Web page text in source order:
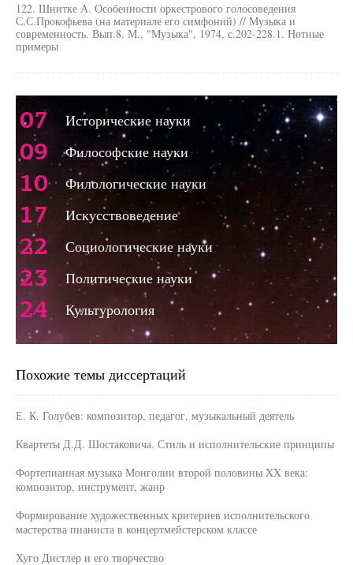
122. Шнитке А. Особенности оркестрового голосоведения
С.С.Прокофьева (на материале его симфоний) // Музыка и
современность. Вып.8. М., "Музыка", 1974, с.202-228.1. Нотные
примеры
07 Исторические науки
09 Философские науки
10 Филологические науки
17 Искусствоведение
22 Социологические науки
23 Политические науки
24 Культурология
Похожие темы диссертаций
Е. К. Голубев: композитор, педагог, музыкальный деятель
Квартеты Д.Д. Шостаковича. Стиль и исполнительские принципы
Фортепианная музыка Монголии второй половины XX века:
композитор, инструмент, жанр
Формирование художественных критериев исполнительского
мастерства пианиста в концертмейстерском классе
Хуго Дистлер и его творчество